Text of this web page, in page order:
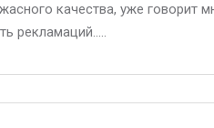
качества, уже говорит
рекламаций.....